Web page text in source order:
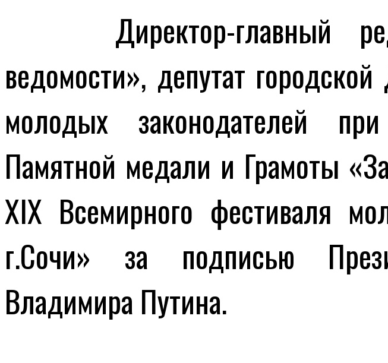
Директор-главный
ведомости», депутат
молодых законодателей
Памятной медали и Грамоты
XIX Всемирного фестиваля
г.Сочи» за подписью
Владимира Путина.